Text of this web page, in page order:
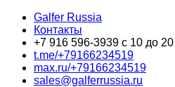
Galfer Russia
Контакты
+7 916 596-3939 с 10 до 20
t.me/+79166234519
max.ru/+79166234519
sales@galferrussia.ru